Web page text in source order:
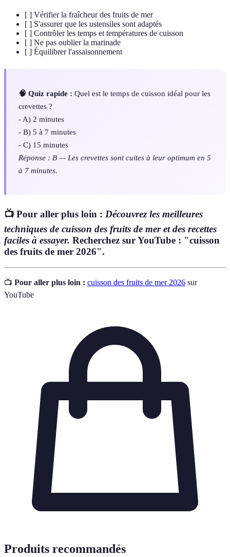
[ ] Vérifier la fraîcheur des fruits de mer
[ ] S'assurer que les ustensiles sont adaptés
[ ] Contrôler les temps et températures de cuisson
[ ] Ne pas oublier la marinade
[ ] Équilibrer l'assaisonnement
🧠 Quiz rapide : Quel est le temps de cuisson idéal pour les
crevettes ?
- A) 2 minutes
- B) 5 à 7 minutes
- C) 15 minutes
Réponse : B — Les crevettes sont cuites à leur optimum en 5
à 7 minutes.
📺 Pour aller plus loin : Découvrez les meilleures
techniques de cuisson des fruits de mer et des recettes
faciles à essayer. Recherchez sur YouTube : "cuisson
des fruits de mer 2026".
📺 Pour aller plus loin : cuisson des fruits de mer 2026 sur
YouTube
Produits recommandés